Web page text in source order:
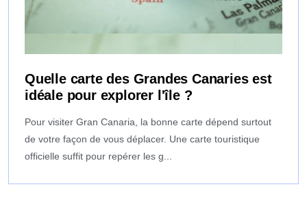
Quelle carte des Grandes Canaries est
idéale pour explorer l'île ?
Pour visiter Gran Canaria, la bonne carte dépend surtout
de votre façon de vous déplacer. Une carte touristique
officielle suffit pour repérer les g...